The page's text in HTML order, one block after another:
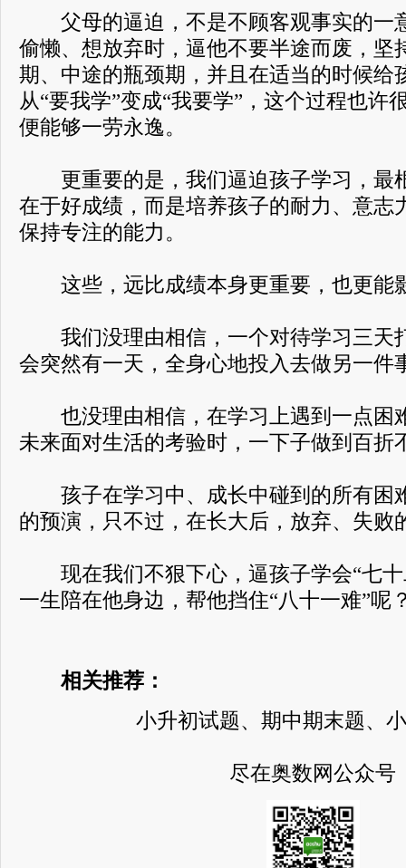
父母的逼迫，不是不顾客观事实的一
偷懒、想放弃时，逼他不要半途而废，坚
期、中途的瓶颈期，并且在适当的时候给
从“要我学”变成“我要学”，这个过程也许
便能够一劳永逸。
更重要的是，我们逼迫孩子学习，最
在于好成绩，而是培养孩子的耐力、意志
保持专注的能力。
这些，远比成绩本身更重要，也更能
我们没理由相信，一个对待学习三天
会突然有一天，全身心地投入去做另一件
也没理由相信，在学习上遇到一点困
未来面对生活的考验时，一下子做到百折
孩子在学习中、成长中碰到的所有困
的预演，只不过，在长大后，放弃、失败
现在我们不狠下心，逼孩子学会“七十
一生陪在他身边，帮他挡住“八十一难”呢
相关推荐：
小升初试题、期中期末题、
尽在奥数网公众号